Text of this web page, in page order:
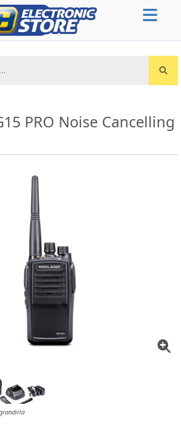
PRO Noise Cancelling